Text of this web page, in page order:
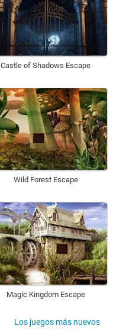
Castle of Shadows Escape
Wild Forest Escape
Magic Kingdom Escape
Los juegos más nuevos